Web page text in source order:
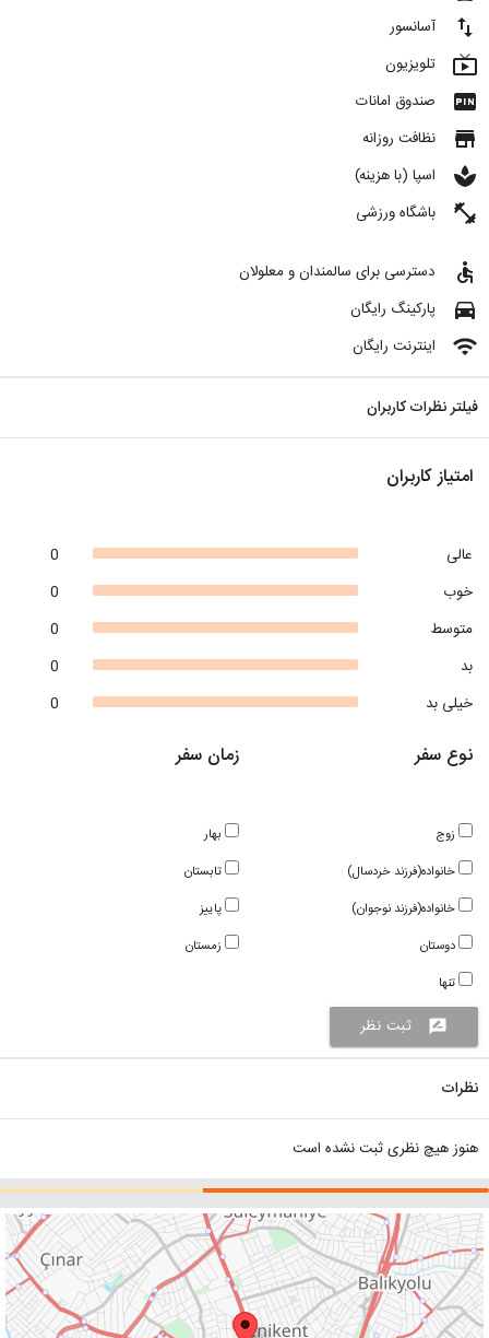
import_export آسانسور
live_tv تلویزیون
fiber_pin صندوق امانات
store نظافت روزانه
spa اسپا (با هزینه)
fitness_center باشگاه ورزشی
accessible دسترسی برای سالمندان و معلولان
directions_car پارکینگ رایگان
wifi اینترنت رایگان
فیلتر نظرات کاربران
امتیاز کاربران
0
عالی
0
خوب
0
متوسط
0
بد
0
خیلی بد
زمان سفر
بهار
تابستان
پاییز
زمستان
نوع سفر
زوج
خانواده(فرزند خردسال)
خانواده(فرزند نوجوان)
دوستان
تنها
rate_review ثبت نظر
نظرات
هنوز هیچ نظری ثبت نشده است